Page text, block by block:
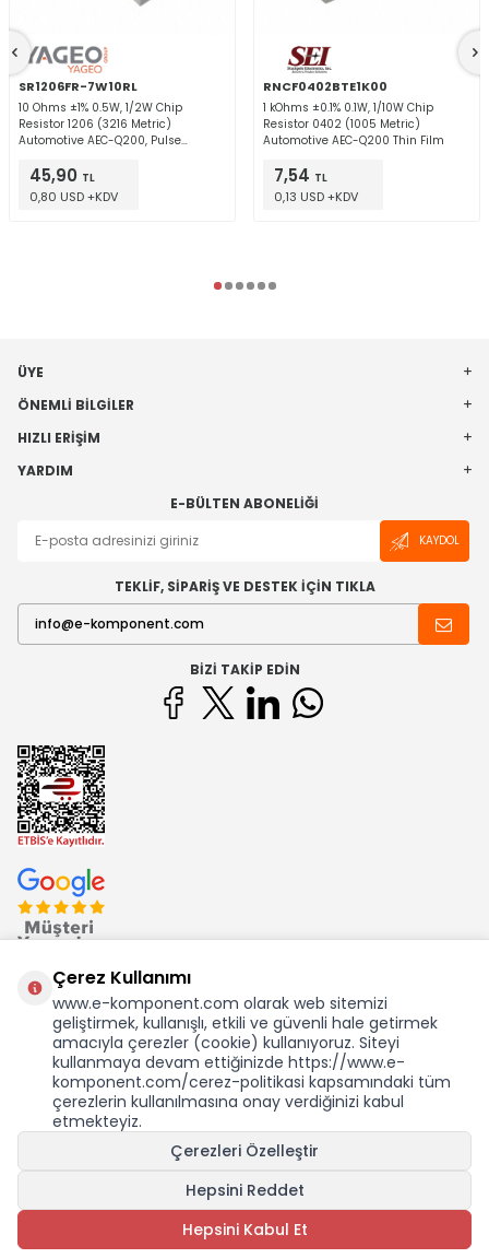
KDV Dahil Birim Fiyat
SEPETE EKLE
SR1206FR-7W10RL
10 Ohms ±1% 0.5W, 1/2W Chip
Resistor 1206 (3216 Metric)
Automotive AEC-Q200, Pulse
45,90 TL
0,80 USD +KDV
RNCF0402BTE1K00
1 kOhms ±0.1% 0.1W, 1/10W Chip
Resistor 0402 (1005 Metric)
Automotive AEC-Q200 Thin Film
7,54 TL
0,13 USD +KDV
ÜYE
ÖNEMLI BILGILER
HIZLI ERIŞIM
YARDIM
E-BÜLTEN ABONELIĞI
KAYDOL
TEKLİF, SİPARİŞ VE DESTEK İÇİN TIKLA
BIZI TAKIP EDIN
Ekom Elk. Elektronik San. ve Tic. A.Ş.'nin Tescilli Bir Markasıdır
Çerez Kullanımı
www.e-komponent.com olarak web sitemizi
geliştirmek, kullanışlı, etkili ve güvenli hale getirmek
amacıyla çerezler (cookie) kullanıyoruz. Siteyi
kullanmaya devam ettiğinizde https://www.e-
komponent.com/cerez-politikasi kapsamındaki tüm
çerezlerin kullanılmasına onay verdiğinizi kabul
etmekteyiz.
Çerezleri Özelleştir
Hepsini Reddet
Hepsini Kabul Et